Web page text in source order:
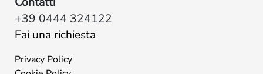
+39 0444 324122
Fai una richiesta
Privacy Policy